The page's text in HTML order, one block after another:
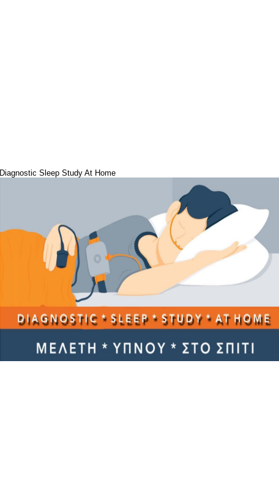
Diagnostic Sleep Study At Home